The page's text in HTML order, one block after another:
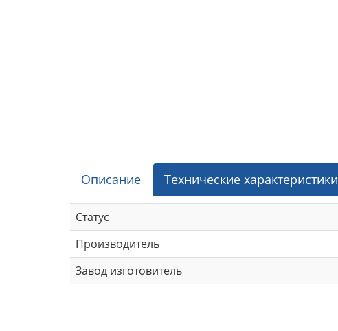
Описание Технические характеристики
Статус
Производитель
Завод изготовитель